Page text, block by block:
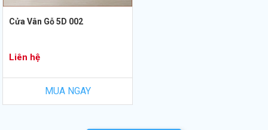
Cửa Vân Gỗ 5D 002
Liên hệ
MUA NGAY